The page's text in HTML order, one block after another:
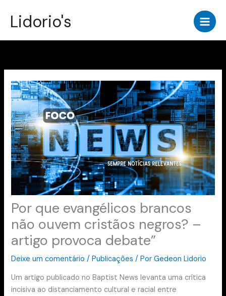
para
conteúdo
Lidorio's
Por que evangélicos brancos
não ouvem cristãos negros? –
artigo provoca debate”
Deixe um comentário /Publicações / PorGedeon Lidorio
Um artigo publicado no Baptist News levanta uma crítica
incisiva ao distanciamento cultural e racial entre